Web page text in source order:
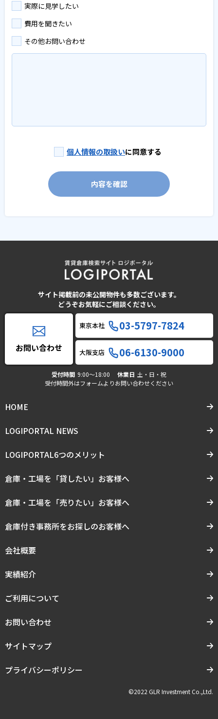
実際に見学したい
費用を聞きたい
その他お問い合わせ
個人情報の取扱いに同意する
内容を確認
サイト掲載前の未公開物件も多数ございます。
どうぞお気軽にご相談ください。
お問い合わせ
東京本社 03-5797-7824
大阪支店 06-6130-9000
受付時間 9:00〜18:00 休業日 土・日・祝
受付時間外はフォームよりお問い合わせください
HOME
LOGIPORTAL NEWS
LOGIPORTAL6つのメリット
倉庫・工場を「貸したい」お客様へ
倉庫・工場を「売りたい」お客様へ
倉庫付き事務所をお探しのお客様へ
会社概要
実績紹介
ご利用について
お問い合わせ
サイトマップ
プライバシーポリシー
©2022 GLR Investment Co.,Ltd.